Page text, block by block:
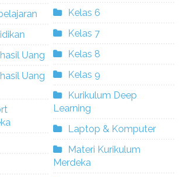
Uang
Uang
Kelas 6
Kelas 7
Kelas 8
Kelas 9
Kurikulum Deep
Learning
Laptop & Komputer
Materi Kurikulum
Merdeka